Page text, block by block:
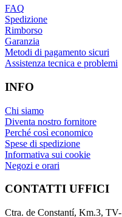
FAQ
Spedizione
Rimborso
Garanzia
Metodi di pagamento sicuri
Assistenza tecnica e problemi
INFO
Chi siamo
Diventa nostro fornitore
Perché così economico
Spese di spedizione
Informativa sui cookie
Negozi e orari
CONTATTI UFFICI
Ctra. de Constantí, Km.3, TV-